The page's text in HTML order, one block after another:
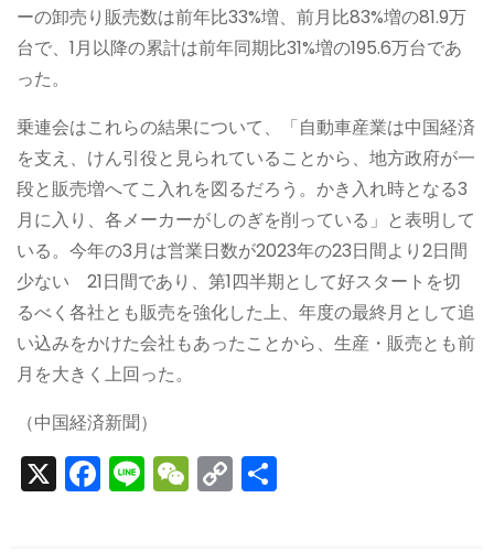
ーの卸売り販売数は前年比33%増、前月比83%増の81.9万
台で、1月以降の累計は前年同期比31%増の195.6万台であ
った。
乗連会はこれらの結果について、「自動車産業は中国経済
を支え、けん引役と見られていることから、地方政府が一
段と販売増へてこ入れを図るだろう。かき入れ時となる3
月に入り、各メーカーがしのぎを削っている」と表明して
いる。今年の3月は営業日数が2023年の23日間より2日間
少ない 21日間であり、第1四半期として好スタートを切
るべく各社とも販売を強化した上、年度の最終月として追
い込みをかけた会社もあったことから、生産・販売とも前
月を大きく上回った。
（中国経済新聞）
X F
a
Li
n
W
e
C
o